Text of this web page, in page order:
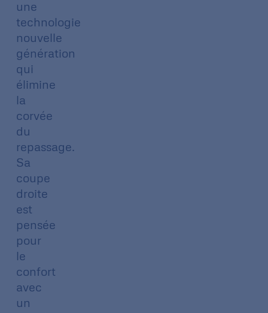
une
technologie
nouvelle
génération
qui
élimine
la
corvée
du
repassage.
Sa
coupe
droite
est
pensée
pour
le
confort
avec
un